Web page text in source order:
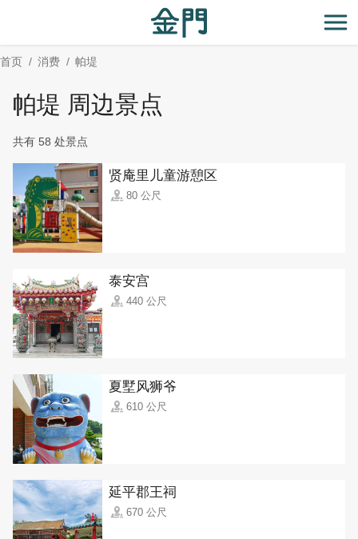
主
要
开
首页 消费 帕堤
帕堤 周边景点
共有 58 处景点
贤庵里儿童游憩区
80 公尺
泰安宫
440 公尺
夏墅风狮爷
610 公尺
延平郡王祠
670 公尺